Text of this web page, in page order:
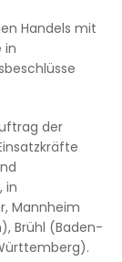
Handels mit
in
der
in
Mannheim
Brühl (Baden-